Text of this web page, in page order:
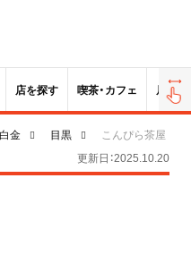
店を探す 喫茶・カフェ 居酒屋
金 目黒
こんぴら茶屋
更新日：2025.10.20